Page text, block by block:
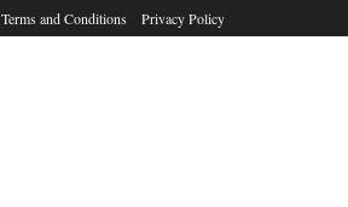
Privacy Policy
Terms and Conditions